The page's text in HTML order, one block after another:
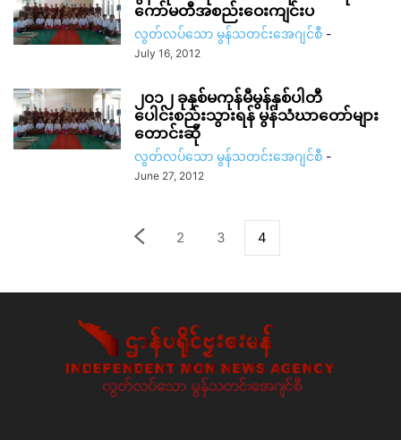
ကော်မတီအစည်းဝေးကျင်းပ
လွတ်လပ်သော မွန်သတင်းအေဂျင်စီ -
July 16, 2012
၂၀၁၂ ခုနှစ်မကုန်မီမွန်နှစ်ပါတီ
ပေါင်းစည်းသွားရန် မွန်သံဃာတော်များ
တောင်းဆို
လွတ်လပ်သော မွန်သတင်းအေဂျင်စီ -
June 27, 2012
2 3 4